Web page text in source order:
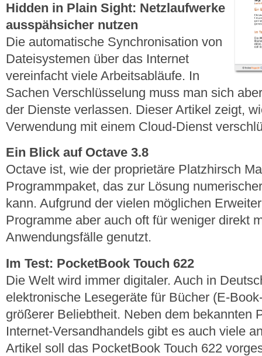
Hidden in Plain Sight: Netzlaufwerke
ausspähsicher nutzen
Die automatische Synchronisation von
Dateisystemen über das Internet
vereinfacht viele Arbeitsabläufe. In
Sachen Verschlüsselung muss man sich
der Dienste verlassen. Dieser Artikel zeigt,
Verwendung mit einem Cloud-Dienst
Ein Blick auf Octave 3.8
Octave ist, wie der proprietäre Platzhirsch
Programmpaket, das zur Lösung
kann. Aufgrund der vielen möglichen
Programme aber auch oft für weniger direkt
Anwendungsfälle genutzt.
Im Test: PocketBook Touch 622
Die Welt wird immer digitaler. Auch in
elektronische Lesegeräte für Bücher (E-
größerer Beliebtheit. Neben dem bekannten
Internet-Versandhandels gibt es auch viele
Artikel soll das PocketBook Touch 622